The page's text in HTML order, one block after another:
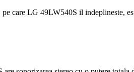
pe care LG 49LW540S il indeplineste,